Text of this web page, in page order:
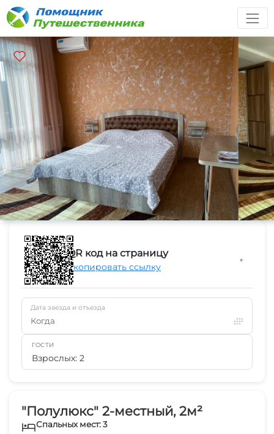
"Полулюкс" 2-местный, 2м²
Спальных мест: 3
QR код на страницу
Скопировать ссылку
▼
Дата заезда и отъезда
Когда
ГОСТИ
Взрослых: 2